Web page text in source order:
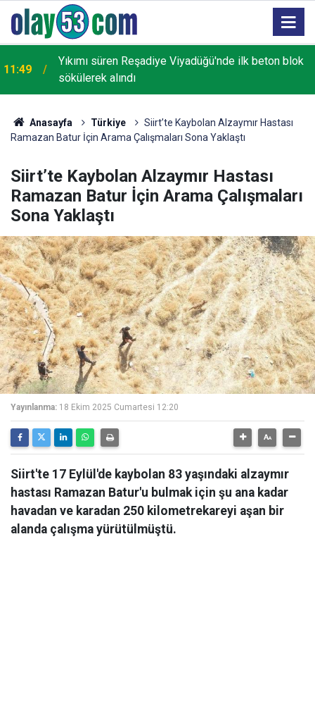
11:49
Yıkımı süren Reşadiye Viyadüğü'nde ilk beton blok
sökülerek alındı
Anasayfa Türkiye
Siirt’te Kaybolan Alzaymır Hastası
Ramazan Batur İçin Arama Çalışmaları Sona Yaklaştı
Siirt’te Kaybolan Alzaymır Hastası
Ramazan Batur İçin Arama Çalışmaları
Sona Yaklaştı
Yayınlanma: 18 Ekim 2025 Cumartesi 12:20
Siirt'te 17 Eylül'de kaybolan 83 yaşındaki alzaymır
hastası Ramazan Batur'u bulmak için şu ana kadar
havadan ve karadan 250 kilometrekareyi aşan bir
alanda çalışma yürütülmüştü.